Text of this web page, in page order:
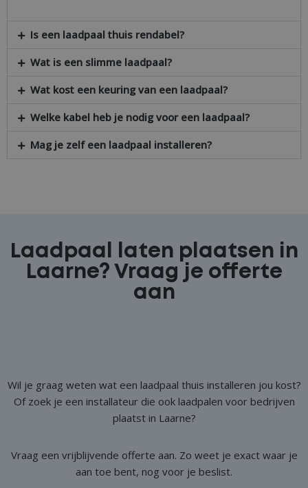
Is een laadpaal thuis rendabel?
Wat is een slimme laadpaal?
Wat kost een keuring van een laadpaal?
Welke kabel heb je nodig voor een laadpaal?
Mag je zelf een laadpaal installeren?
Laadpaal laten plaatsen in
Laarne? Vraag je offerte
aan
Wil je graag weten wat een laadpaal thuis installeren jou kost?
Of zoek je een installateur die ook laadpalen voor bedrijven
plaatst in Laarne?
Vraag een vrijblijvende offerte aan. Zo weet je exact waar je
aan toe bent, nog voor je beslist.